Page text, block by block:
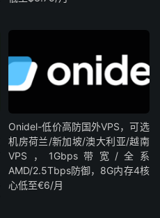
Onidel-低价高防国外VPS，可选
机房荷兰/新加坡/澳大利亚/越南
VPS，1Gbps带宽/全系
AMD/2.5Tbps防御，8G内存4核
心低至€6/月